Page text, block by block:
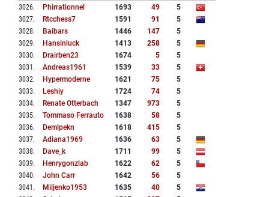
3026. Phirrationnel 1693 49
5
3027. Rtcchess7 1591 91
5
3028. Baibars 1446 147
5
3029. Hansinluck 1413 258
5
3030. Drairben23 1674 5
5
3031 . Andreas1961 1539 33
5
3032. Hypermoderne 1621 75
5
3033. Leshiy 1724 74
5
3034. Renate Otterbach 1347 973
5
3035. Tommaso Ferrauto 1638 58
5
3036. Demlpekn 1618 415
5
3037. Adiana1969 1636 63
5
3038. Dave_k 1711 99
5
3039. Henrygonzlab 1622 62
5
3040. John Carr 1642 56
5
3041 . Miljenko1953 1635 40
5